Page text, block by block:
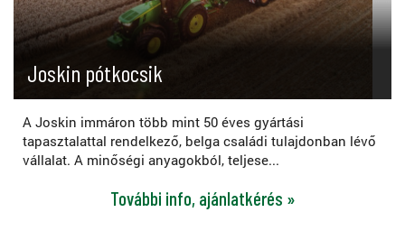
Joskin pótkocsik
A Joskin immáron több mint 50 éves gyártási
tapasztalattal rendelkező, belga családi tulajdonban lévő
vállalat. A minőségi anyagokból, teljese...
További info, ajánlatkérés »